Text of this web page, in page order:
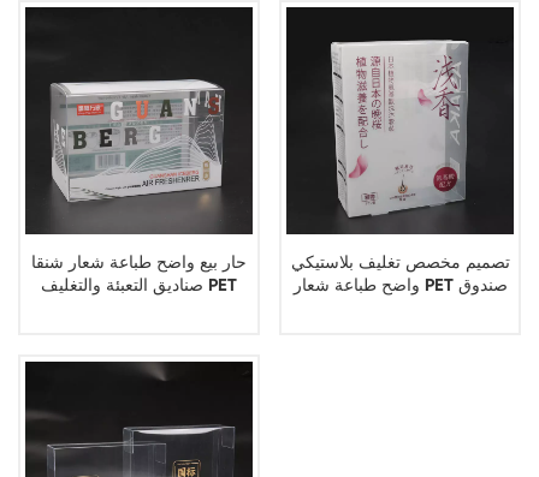
حار بيع واضح طباعة شعار شنقا
صناديق التعبئة والتغليف PET
تصميم مخصص تغليف بلاستيكي
واضح طباعة شعار PET صندوق